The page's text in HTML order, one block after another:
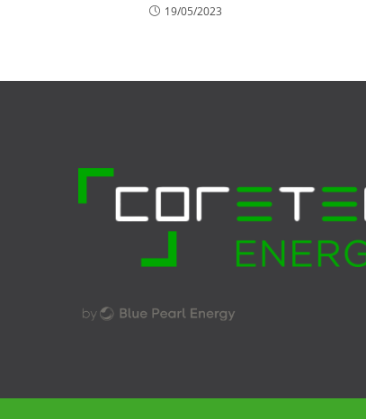
19/05/2023